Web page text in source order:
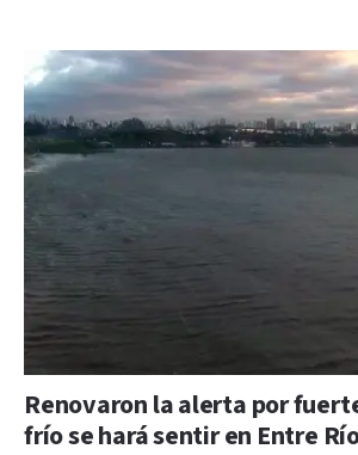
Renovaron la alerta por
frío se hará sentir en Entre